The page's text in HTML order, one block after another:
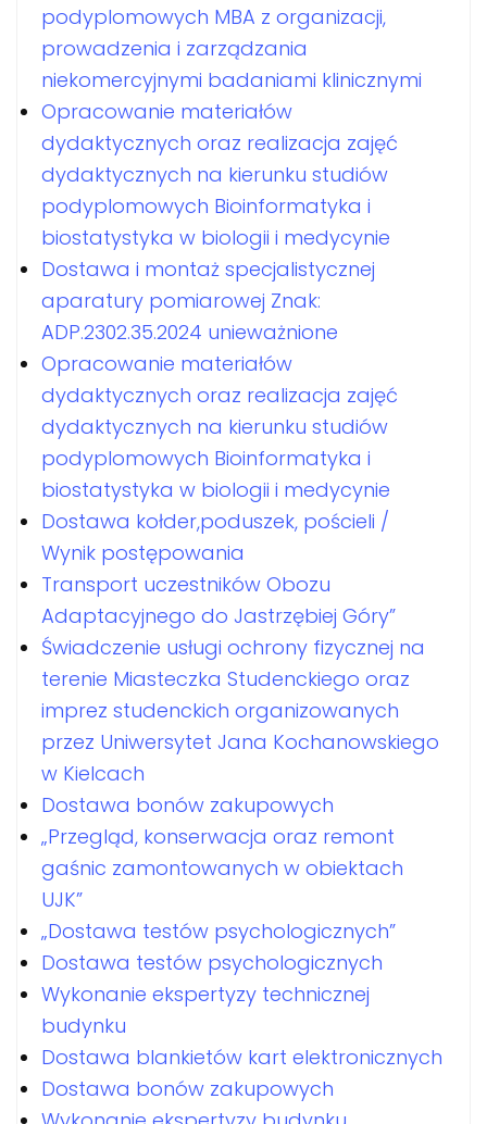
podyplomowych MBA z organizacji,
prowadzenia i zarządzania
niekomercyjnymi badaniami klinicznymi
Opracowanie materiałów
dydaktycznych oraz realizacja zajęć
dydaktycznych na kierunku studiów
podyplomowych Bioinformatyka i
biostatystyka w biologii i medycynie
Dostawa i montaż specjalistycznej
aparatury pomiarowej Znak:
ADP.2302.35.2024 unieważnione
Opracowanie materiałów
dydaktycznych oraz realizacja zajęć
dydaktycznych na kierunku studiów
podyplomowych Bioinformatyka i
biostatystyka w biologii i medycynie
Dostawa kołder,poduszek, pościeli /
Wynik postępowania
Transport uczestników Obozu
Adaptacyjnego do Jastrzębiej Góry”
Świadczenie usługi ochrony fizycznej na
terenie Miasteczka Studenckiego oraz
imprez studenckich organizowanych
przez Uniwersytet Jana Kochanowskiego
w Kielcach
Dostawa bonów zakupowych
„Przegląd, konserwacja oraz remont
gaśnic zamontowanych w obiektach
UJK”
„Dostawa testów psychologicznych”
Dostawa testów psychologicznych
Wykonanie ekspertyzy technicznej
budynku
Dostawa blankietów kart elektronicznych
Dostawa bonów zakupowych